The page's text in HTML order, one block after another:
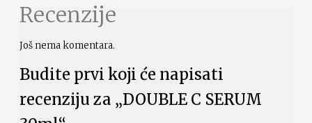
Recenzije
Još nema komentara.
Budite prvi koji će napisati
recenziju za „DOUBLE C SERUM